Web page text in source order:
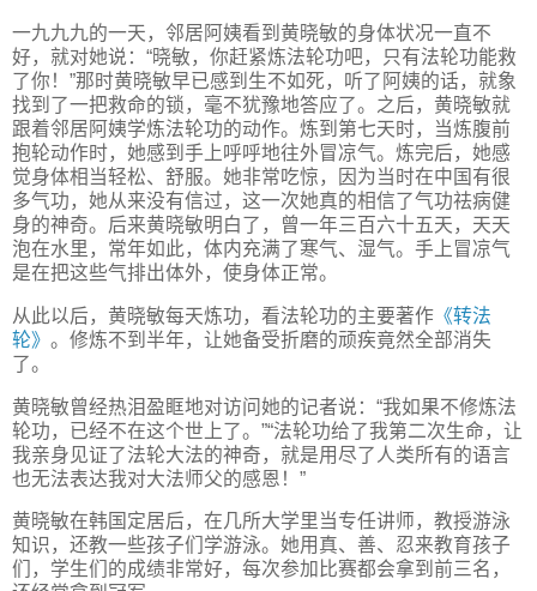
一九九九的一天，邻居阿姨看到黄晓敏的身体状况一直不
好，就对她说：“晓敏，你赶紧炼法轮功吧，只有法轮功能救
了你！”那时黄晓敏早已感到生不如死，听了阿姨的话，就象
找到了一把救命的锁，毫不犹豫地答应了。之后，黄晓敏就
跟着邻居阿姨学炼法轮功的动作。炼到第七天时，当炼腹前
抱轮动作时，她感到手上呼呼地往外冒凉气。炼完后，她感
觉身体相当轻松、舒服。她非常吃惊，因为当时在中国有很
多气功，她从来没有信过，这一次她真的相信了气功祛病健
身的神奇。后来黄晓敏明白了，曾一年三百六十五天，天天
泡在水里，常年如此，体内充满了寒气、湿气。手上冒凉气
是在把这些气排出体外，使身体正常。
从此以后，黄晓敏每天炼功，看法轮功的主要著作 《转法
轮》 。修炼不到半年，让她备受折磨的顽疾竟然全部消失
了。
黄晓敏曾经热泪盈眶地对访问她的记者说：“我如果不修炼法
轮功，已经不在这个世上了。”“法轮功给了我第二次生命，让
我亲身见证了法轮大法的神奇，就是用尽了人类所有的语言
也无法表达我对大法师父的感恩！”
黄晓敏在韩国定居后，在几所大学里当专任讲师，教授游泳
知识，还教一些孩子们学游泳。她用真、善、忍来教育孩子
们，学生们的成绩非常好，每次参加比赛都会拿到前三名，